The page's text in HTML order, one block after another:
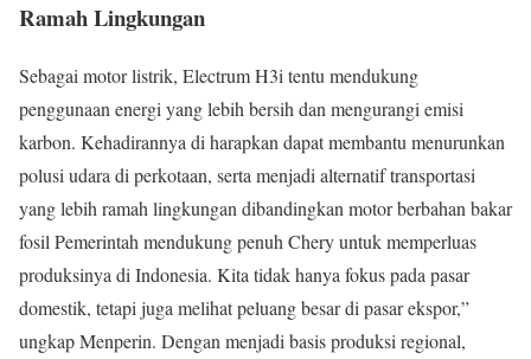
Ramah Lingkungan
Sebagai motor listrik, Electrum H3i tentu mendukung
penggunaan energi yang lebih bersih dan mengurangi emisi
karbon. Kehadirannya di harapkan dapat membantu menurunkan
polusi udara di perkotaan, serta menjadi alternatif transportasi
yang lebih ramah lingkungan dibandingkan motor berbahan bakar
fosil Pemerintah mendukung penuh Chery untuk memperluas
produksinya di Indonesia. Kita tidak hanya fokus pada pasar
domestik, tetapi juga melihat peluang besar di pasar ekspor,”
ungkap Menperin. Dengan menjadi basis produksi regional,